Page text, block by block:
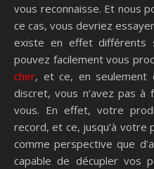
vous reconnaisse. Et nous
ce cas, vous devriez
existe en effet différents
pouvez facilement vous
cher, et ce, en seulement
discret, vous n’avez pas
vous. En effet, votre
record, et ce, jusqu’à votre
comme perspective que
capable de décupler vos